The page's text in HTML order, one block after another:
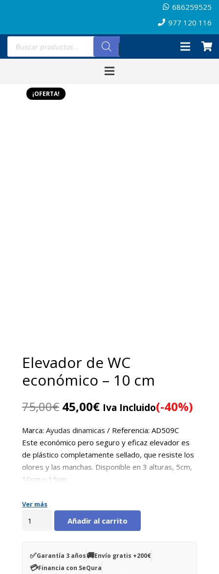
686259525
977 120 116
Búsqueda
productos
¡OFERTA!
Elevador de WC
económico – 10 cm
75,00€ El
precio
original
era:
75,00€.
45,00€El
actual
es:
45,00€.
Iva Incluido(-40%)
Marca: Ayudas dinamicas / Referencia: AD509C
Este económico pero seguro y eficaz elevador es
de plástico completamente sellado, que resiste los
olores y las manchas. Disponible en 3 alturas, 5cm,
10cm y 15cm.
Ver más
económico
Añadir al carrito
✅Garantía 3 años🚚Envío gratis +200€
💳Financia con SeQura